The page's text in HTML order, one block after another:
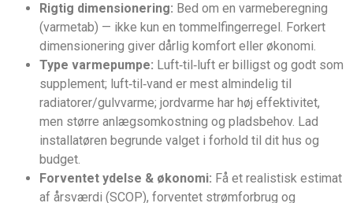
Rigtig dimensionering: Bed om en varmeberegning
(varmetab) — ikke kun en tommelfingerregel. Forkert
dimensionering giver dårlig komfort eller økonomi.
Type varmepumpe: Luft‑til‑luft er billigst og godt som
supplement; luft‑til‑vand er mest almindelig til
radiatorer/gulvvarme; jordvarme har høj effektivitet,
men større anlægsomkostning og pladsbehov. Lad
installatøren begrunde valget i forhold til dit hus og
budget.
Forventet ydelse & økonomi: Få et realistisk estimat
af årsværdi (SCOP), forventet strømforbrug og